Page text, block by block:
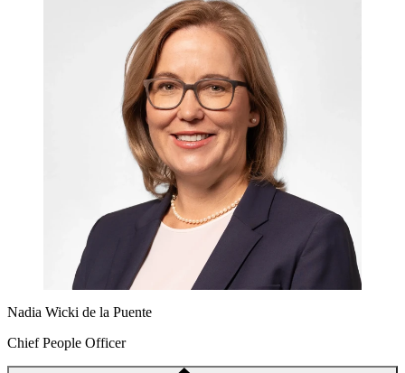
Nadia Wicki de la Puente
Chief People Officer